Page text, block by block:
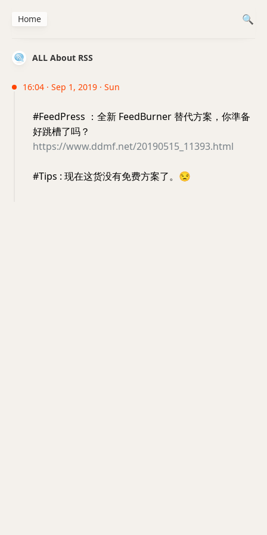
ALL About RSS
16:04 · Sep 1, 2019 · Sun
#FeedPress ：全新 FeedBurner 替代方案，你準备
好跳槽了吗？
https://www.ddmf.net/20190515_11393.html
#Tips : 现在这货没有免费方案了。 😒
Home